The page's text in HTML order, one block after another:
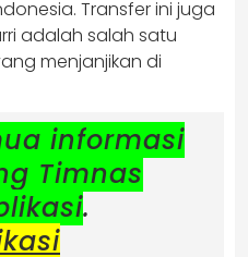
Transfer ini juga
adalah salah satu
menjanjikan di
informasi
Timnas
.